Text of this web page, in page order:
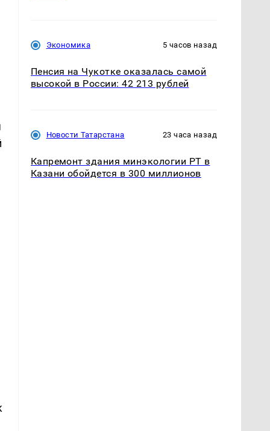
Экономика 5 часов назад
Пенсия на Чукотке оказалась самой
высокой в России: 42 213 рублей
Новости Татарстана 23 часа назад
Капремонт здания минэкологии РТ в
Казани обойдется в 300 миллионов